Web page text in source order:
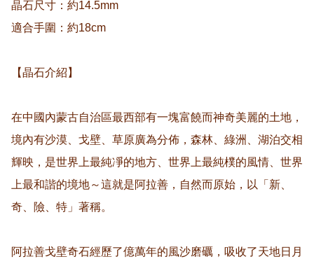
晶石尺寸：約14.5mm
適合手圍：約18cm
【晶石介紹】
在中國內蒙古自治區最西部有一塊富饒而神奇美麗的土地，
境內有沙漠、戈壁、草原廣為分佈，森林、綠洲、湖泊交相
輝映，是世界上最純凈的地方、世界上最純樸的風情、世界
上最和諧的境地～這就是阿拉善，自然而原始，以「新、
奇、險、特」著稱。
阿拉善戈壁奇石經歷了億萬年的風沙磨礪，吸收了天地日月